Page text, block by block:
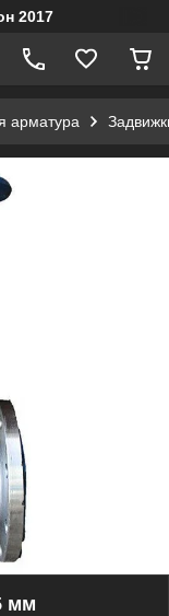
2017
арматура
мм